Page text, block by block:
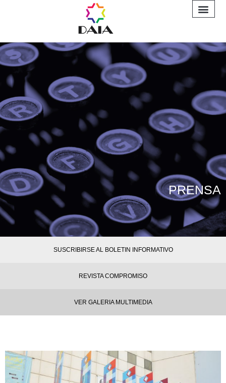
PRENSA
SUSCRIBIRSE AL BOLETIN INFORMATIVO
REVISTA COMPROMISO
VER GALERIA MULTIMEDIA